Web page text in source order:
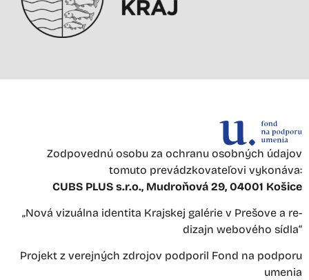
Zodpovednú osobu za ochranu osobných údajov
tomuto prevádzkovateľovi vykonáva:
CUBS PLUS s.r.o., Mudroňová 29, 04001 Košice
„Nová vizuálna identita Krajskej galérie v Prešove a re-
dizajn webového sídla“
Projekt z verejných zdrojov podporil Fond na podporu
umenia